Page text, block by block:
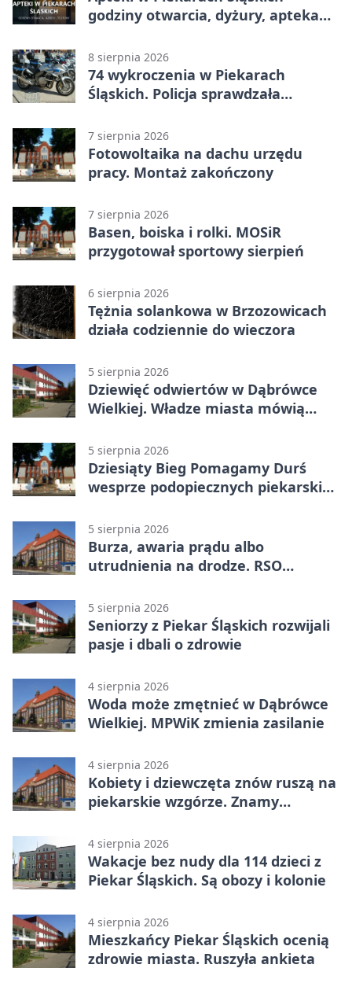
godziny otwarcia, dyżury, apteka
8 sierpnia 2026
74 wykroczenia w Piekarach
Śląskich. Policja sprawdzała
7 sierpnia 2026
Fotowoltaika na dachu urzędu
pracy. Montaż zakończony
7 sierpnia 2026
Basen, boiska i rolki. MOSiR
przygotował sportowy sierpień
6 sierpnia 2026
Tężnia solankowa w Brzozowicach
działa codziennie do wieczora
5 sierpnia 2026
Dziewięć odwiertów w Dąbrówce
Wielkiej. Władze miasta mówią
5 sierpnia 2026
Dziesiąty Bieg Pomagamy Durś
wesprze podopiecznych piekarskich
5 sierpnia 2026
Burza, awaria prądu albo
utrudnienia na drodze. RSO
5 sierpnia 2026
Seniorzy z Piekar Śląskich rozwijali
pasje i dbali o zdrowie
4 sierpnia 2026
Woda może zmętnieć w Dąbrówce
Wielkiej. MPWiK zmienia zasilanie
4 sierpnia 2026
Kobiety i dziewczęta znów ruszą na
piekarskie wzgórze. Znamy
4 sierpnia 2026
Wakacje bez nudy dla 114 dzieci z
Piekar Śląskich. Są obozy i kolonie
4 sierpnia 2026
Mieszkańcy Piekar Śląskich ocenią
zdrowie miasta. Ruszyła ankieta